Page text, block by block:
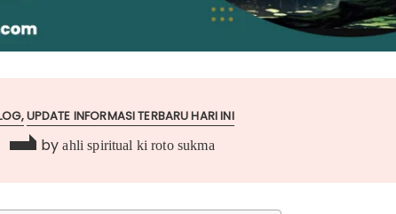
UPDATE INFORMASI TERBARU HARI INI
byahli spiritual ki roto sukma